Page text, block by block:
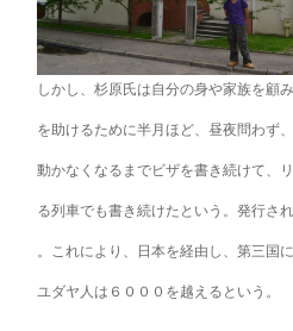
しかし、杉原氏は自分の身や家族を顧
を助けるために半月ほど、昼夜問わず
動かなくなるまでビザを書き続けて、
る列車でも書き続けたという。発行さ
。これにより、日本を経由し、第三国
ユダヤ人は６０００を越えるという。